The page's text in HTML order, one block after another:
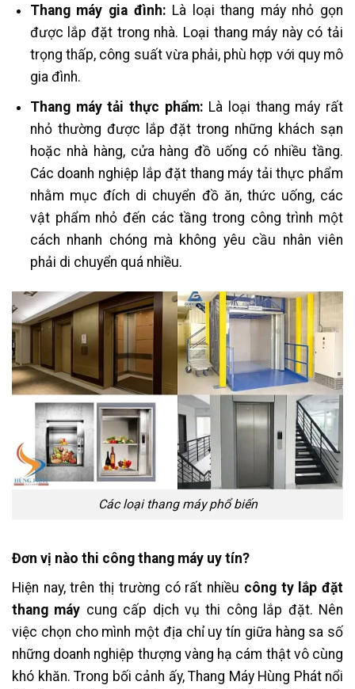
Thang máy gia đình: Là loại thang máy nhỏ gọn
được lắp đặt trong nhà. Loại thang máy này có tải
trọng thấp, công suất vừa phải, phù hợp với quy mô
gia đình.
Thang máy tải thực phẩm: Là loại thang máy rất
nhỏ thường được lắp đặt trong những khách sạn
hoặc nhà hàng, cửa hàng đồ uống có nhiều tầng.
Các doanh nghiệp lắp đặt thang máy tải thực phẩm
nhằm mục đích di chuyển đồ ăn, thức uống, các
vật phẩm nhỏ đến các tầng trong công trình một
cách nhanh chóng mà không yêu cầu nhân viên
phải di chuyển quá nhiều.
Các loại thang máy phổ biến
Đơn vị nào thi công thang máy uy tín?
Hiện nay, trên thị trường có rất nhiều công ty lắp đặt
thang máy cung cấp dịch vụ thi công lắp đặt. Nên
việc chọn cho mình một địa chỉ uy tín giữa hàng sa số
những doanh nghiệp thượng vàng hạ cám thật vô cùng
khó khăn. Trong bối cảnh ấy, Thang Máy Hùng Phát nổi